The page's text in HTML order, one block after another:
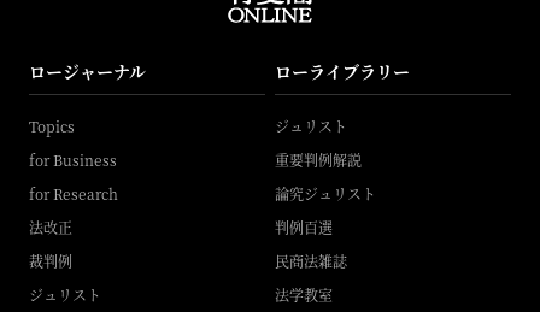
ロージャーナル
Topics
for Business
for Research
法改正
裁判例
ジュリスト
ローライブラリー
ジュリスト
重要判例解説
論究ジュリスト
判例百選
民商法雑誌
法学教室